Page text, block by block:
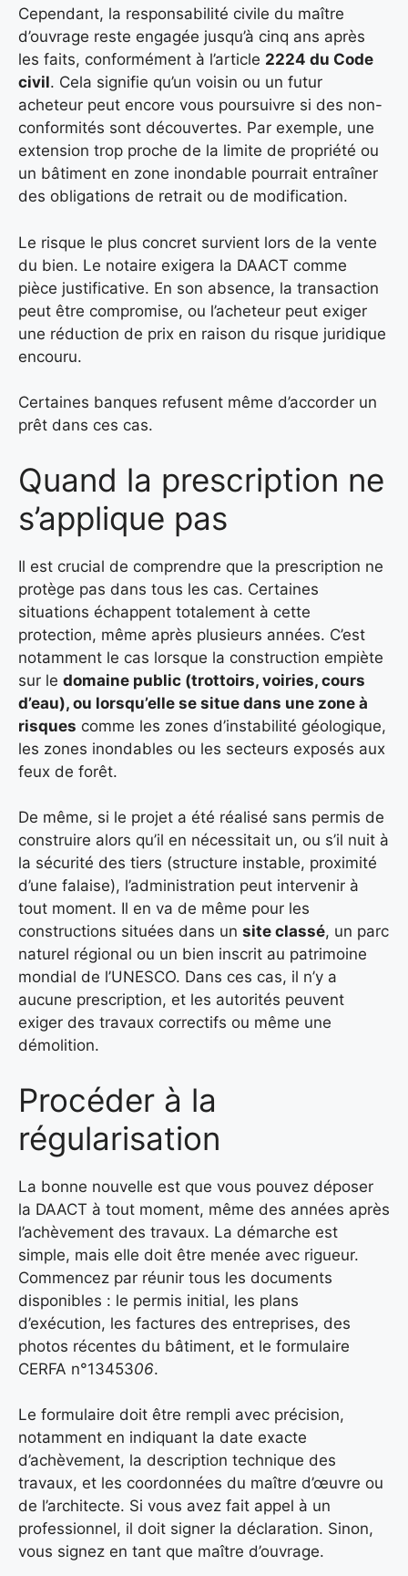
Cependant, la responsabilité civile du maître
d’ouvrage reste engagée jusqu’à cinq ans après
les faits, conformément à l’article 2224 du Code
civil. Cela signifie qu’un voisin ou un futur
acheteur peut encore vous poursuivre si des non-
conformités sont découvertes. Par exemple, une
extension trop proche de la limite de propriété ou
un bâtiment en zone inondable pourrait entraîner
des obligations de retrait ou de modification.
Le risque le plus concret survient lors de la vente
du bien. Le notaire exigera la DAACT comme
pièce justificative. En son absence, la transaction
peut être compromise, ou l’acheteur peut exiger
une réduction de prix en raison du risque juridique
encouru.
Certaines banques refusent même d’accorder un
prêt dans ces cas.
Quand la prescription ne
s’applique pas
Il est crucial de comprendre que la prescription ne
protège pas dans tous les cas. Certaines
situations échappent totalement à cette
protection, même après plusieurs années. C’est
notamment le cas lorsque la construction empiète
sur le domaine public (trottoirs, voiries, cours
d’eau), ou lorsqu’elle se situe dans une zone à
risques comme les zones d’instabilité géologique,
les zones inondables ou les secteurs exposés aux
feux de forêt.
De même, si le projet a été réalisé sans permis de
construire alors qu’il en nécessitait un, ou s’il nuit à
la sécurité des tiers (structure instable, proximité
d’une falaise), l’administration peut intervenir à
tout moment. Il en va de même pour les
constructions situées dans un site classé, un parc
naturel régional ou un bien inscrit au patrimoine
mondial de l’UNESCO. Dans ces cas, il n’y a
aucune prescription, et les autorités peuvent
exiger des travaux correctifs ou même une
démolition.
Procéder à la
régularisation
La bonne nouvelle est que vous pouvez déposer
la DAACT à tout moment, même des années après
l’achèvement des travaux. La démarche est
simple, mais elle doit être menée avec rigueur.
Commencez par réunir tous les documents
disponibles : le permis initial, les plans
d’exécution, les factures des entreprises, des
photos récentes du bâtiment, et le formulaire
CERFA n°1345306.
Le formulaire doit être rempli avec précision,
notamment en indiquant la date exacte
d’achèvement, la description technique des
travaux, et les coordonnées du maître d’œuvre ou
de l’architecte. Si vous avez fait appel à un
professionnel, il doit signer la déclaration. Sinon,
vous signez en tant que maître d’ouvrage.